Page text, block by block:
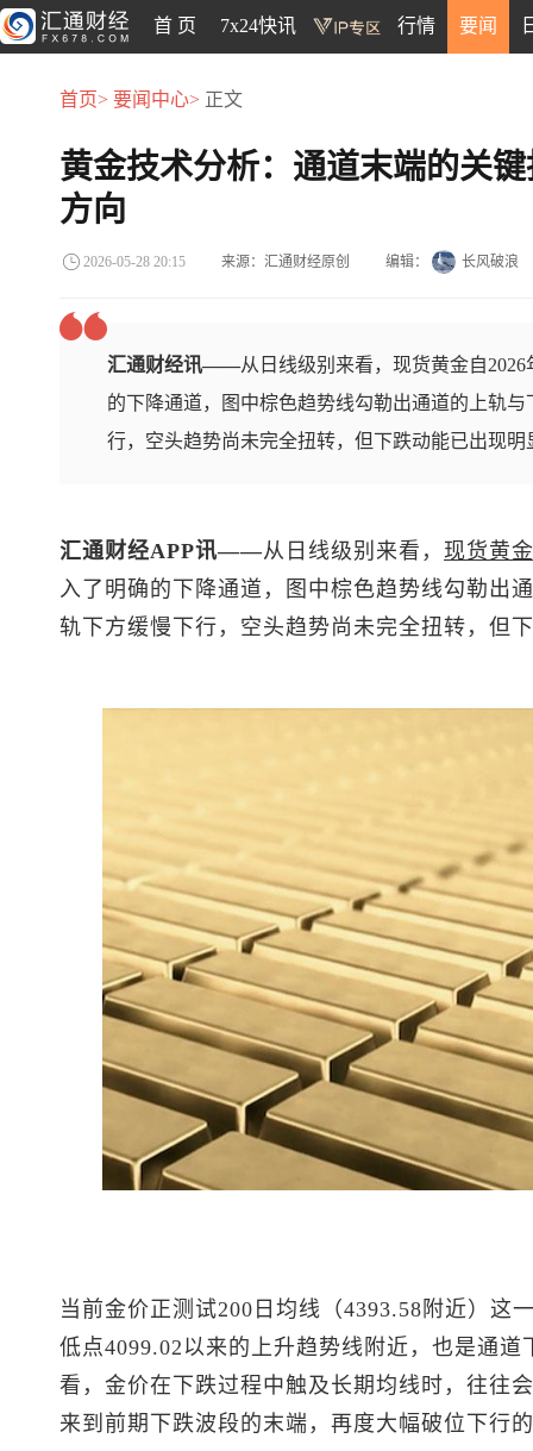
首 页 7x24快讯 行情 要闻
首页> 要闻中心> 正文
黄金技术分析：通道末端的关
方向
2026-05-28 20:15 来源：汇通财经原创 编辑： 长风破浪
汇通财经讯——从日线级别来看，现货黄金自
的下降通道，图中棕色趋势线勾勒出通道的上轨
行，空头趋势尚未完全扭转，但下跌动能已出现明
汇通财经APP讯——从日线级别来看， 现货黄金
入了明确的下降通道，图中棕色趋势线勾勒出
轨下方缓慢下行，空头趋势尚未完全扭转，但
当前金价正测试200日均线（4393.58附近）这
低点4099.02以来的上升趋势线附近，也是通
看，金价在下跌过程中触及长期均线时，往往
来到前期下跌波段的末端，再度大幅破位下行